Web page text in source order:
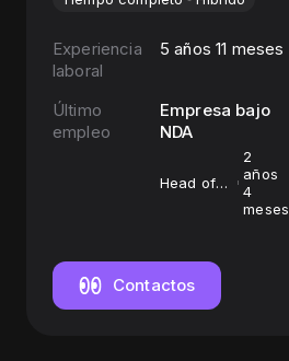
Experiencia
laboral
5 años 11 meses
Último
empleo
Empresa bajo
NDA
Head of
2
años
4
meses
Contactos